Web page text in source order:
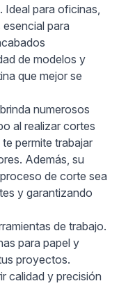
Ideal para oficinas,
para
de modelos y
que mejor se
numerosos
al realizar cortes
permite trabajar
Además, su
de corte sea
y garantizando
de trabajo.
para papel y
proyectos.
calidad y precisión